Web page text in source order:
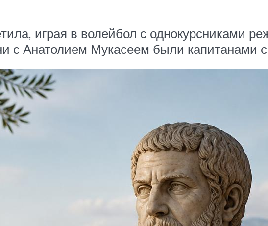
играя в волейбол с однокурсниками
с Анатолием Мукасеем были капитанами